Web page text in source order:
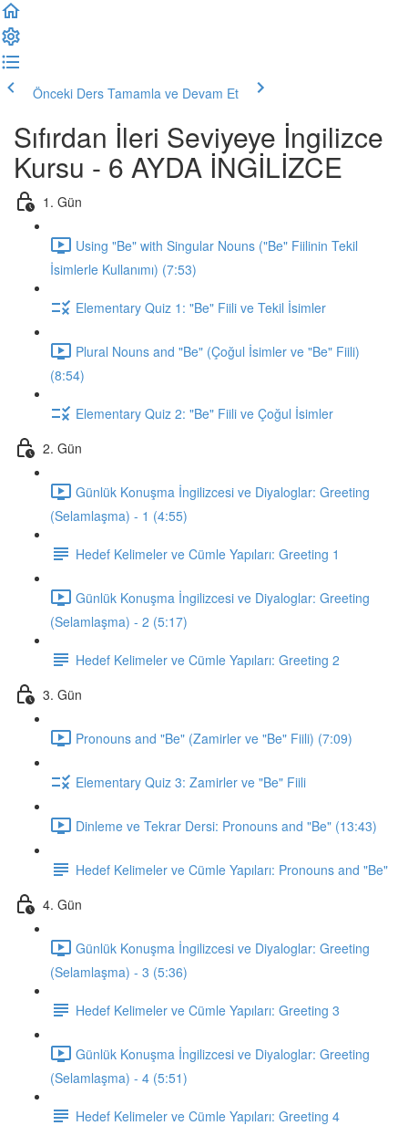
Önceki Ders Tamamla ve Devam Et
Sıfırdan İleri Seviyeye İngilizce
Kursu - 6 AYDA İNGİLİZCE
1. Gün
Using "Be" with Singular Nouns ("Be" Fiilinin Tekil
İsimlerle Kullanımı) (7:53)
Elementary Quiz 1: "Be" Fiili ve Tekil İsimler
Plural Nouns and "Be" (Çoğul İsimler ve "Be" Fiili)
(8:54)
Elementary Quiz 2: "Be" Fiili ve Çoğul İsimler
2. Gün
Günlük Konuşma İngilizcesi ve Diyaloglar: Greeting
(Selamlaşma) - 1 (4:55)
Hedef Kelimeler ve Cümle Yapıları: Greeting 1
Günlük Konuşma İngilizcesi ve Diyaloglar: Greeting
(Selamlaşma) - 2 (5:17)
Hedef Kelimeler ve Cümle Yapıları: Greeting 2
3. Gün
Pronouns and "Be" (Zamirler ve "Be" Fiili) (7:09)
Elementary Quiz 3: Zamirler ve "Be" Fiili
Dinleme ve Tekrar Dersi: Pronouns and "Be" (13:43)
Hedef Kelimeler ve Cümle Yapıları: Pronouns and "Be"
4. Gün
Günlük Konuşma İngilizcesi ve Diyaloglar: Greeting
(Selamlaşma) - 3 (5:36)
Hedef Kelimeler ve Cümle Yapıları: Greeting 3
Günlük Konuşma İngilizcesi ve Diyaloglar: Greeting
(Selamlaşma) - 4 (5:51)
Hedef Kelimeler ve Cümle Yapıları: Greeting 4